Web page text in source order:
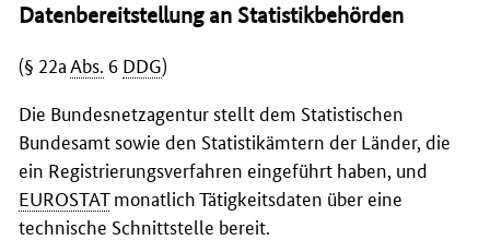
Datenbereitstellung an Statistikbehörden
(§ 22a Abs. 6 DDG)
Die Bundesnetzagentur stellt dem Statistischen
Bundesamt sowie den Statistikämtern der Länder, die
ein Registrierungsverfahren eingeführt haben, und
EUROSTATmonatlich Tätigkeitsdaten über eine
technische Schnittstelle bereit.